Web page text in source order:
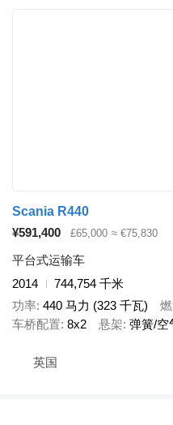
Scania R440
¥591,400
£65,000 ≈ €75,830
平台式运输车
2014
744,754 千米
功率 440 马力 (323 千瓦)
车桥配置 8x2 悬架 弹簧/空
英国